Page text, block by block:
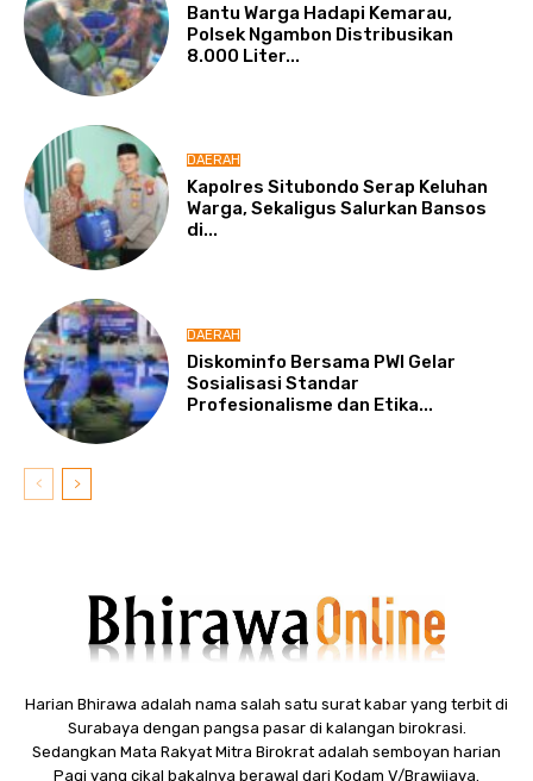
Bantu Warga Hadapi Kemarau,
Polsek Ngambon Distribusikan
8.000 Liter...
DAERAH
Kapolres Situbondo Serap Keluhan
Warga, Sekaligus Salurkan Bansos
di...
DAERAH
Diskominfo Bersama PWI Gelar
Sosialisasi Standar
Profesionalisme dan Etika...
Harian Bhirawa adalah nama salah satu surat kabar yang terbit di
Surabaya dengan pangsa pasar di kalangan birokrasi.
Sedangkan Mata Rakyat Mitra Birokrat adalah semboyan harian
Pagi yang cikal bakalnya berawal dari Kodam V/Brawijaya.